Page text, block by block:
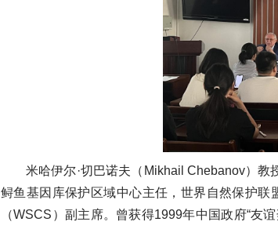
米哈伊尔·切巴诺夫（Mikhail Chebanov）教
鲟鱼基因库保护区域中心主任，世界自然保护
（WSCS）副主席。曾获得1999年中国政府“友